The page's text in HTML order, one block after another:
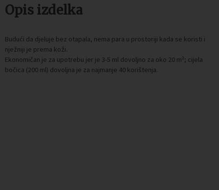
Opis izdelka
Budući da djeluje bez otapala, nema para u prostoriji kada se koristi i
nježniji je prema koži.
Ekonomičan je za upotrebu jer je 3-5 ml dovoljno za oko 20 m²; cijela
bočica (200 ml) dovoljna je za najmanje 40 korištenja.